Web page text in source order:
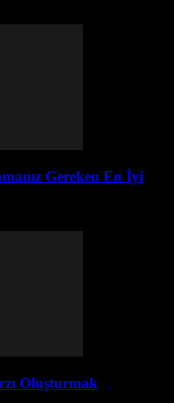
Gereken En İyi
Oluşturmak